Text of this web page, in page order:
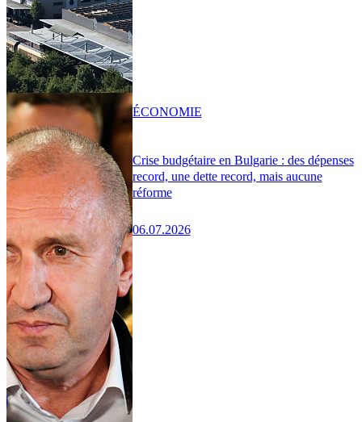
Crise budgétaire en Bulgarie : des dépenses
record, une dette record, mais aucune
réforme
06.07.2026
ÉCONOMIE